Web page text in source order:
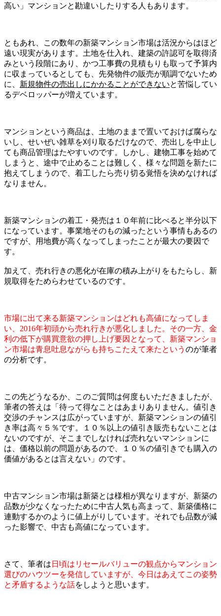
高い」マンションと勘違いしたりする人もあります。
ともあれ、この数年の新築マンション市場は活況からはほど
遠い現実があります。土地を仕入れ、建築の許認可を取得済
みという段階にあり、かつ工事費の見積もりも取って予算内
に収まっているとしても、先発物件の販売が順調でないため
に、 新規物件の売出しにかかることができないと苦悩してい
るデベロッパーが増えています。
マンションという商品は、土地のままで置いておけば腐らな
いし、せいぜい雑草を刈り取るだけなので、売出しを中止し
ても商品管理はたやすいのです。しかし、建物工事を始めて
しまうと、途中で止めることは難しく、様々な問題を新たに
抱えてしまうので、着工したら売り切る覚悟を決めなければ
なりません。
新築マンションの着工・発売は１０年前に比べると半分以下
になっています。事業地そのもの減ったという事情もあるの
ですが、用地費が高くなってしまったことが最大の要因で
す。
加えて、売れ行きの悪化が在庫の積み上がりをもたらし、新
規取得をためらわせているのです。
市場に出て来る新築マンションはどれも高値になってしま
い、2016年初頭から売れ行きが悪化しました。その一方、金
利の低下が購買意欲の押し上げ要因となって、新築マンショ
ン市場は青息吐息ながらも持ちこたえて来たという のが筆者
の分析です。
この先どうなるか、このご質問は何度もいただきましたが、
筆者の答えは「待って得なことはあまりありません。値引き
交渉のチャンスは広がっていますが、新築マンションの値引
き率は高々５％です。１０％以上の値引き販売もないことは
ないのですが、そこまでしなければ売れないマンションに
は、価格以前の問題があるので、１０％の値引きでも購入の
価値があるとは言えない」のです。
中古マンション市場は新築とは様相が異なりますが、新築の
品数が少なくなったために中古人気も高まって、新築価格に
連動するかのように値上がりしています。それでも品数が減
った影響で、中古も高値になっています。
さて、筆者は 日頃はリセールバリューの観点からマンション
選びのハウツーを発信していますが、今日はあえてこの姿勢
と矛盾するような話をしようと思います。